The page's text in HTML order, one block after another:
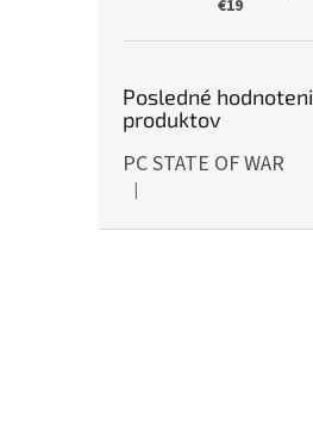
€19
Posledné
produktov
PC STATE OF WAR
Hodnotenie produktu je 5
|